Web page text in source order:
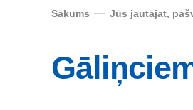
Sākums Jūs jautājat,